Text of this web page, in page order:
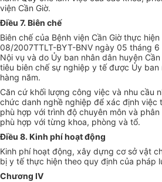
viện Cần Giờ.
Điều 7. Biên chế
Biên chế của Bệnh viện Cần Giờ thực
08/2007TTLT-BYT-BNV ngày 05 tháng 6
Nội vụ và do Ủy ban nhân dân huyện
tiêu biên chế sự nghiệp y tế được Ủy ban
hàng năm.
Căn cứ khối lượng công việc và nhu cầu
chức danh nghề nghiệp để xác định việc
phù hợp với trình độ chuyên môn và
phù hợp với từng khoa, phòng và tổ.
Điều 8. Kinh phí hoạt động
Kinh phí hoạt động, xây dựng cơ sở vật
bị y tế thực hiện theo quy định của pháp
Chương IV